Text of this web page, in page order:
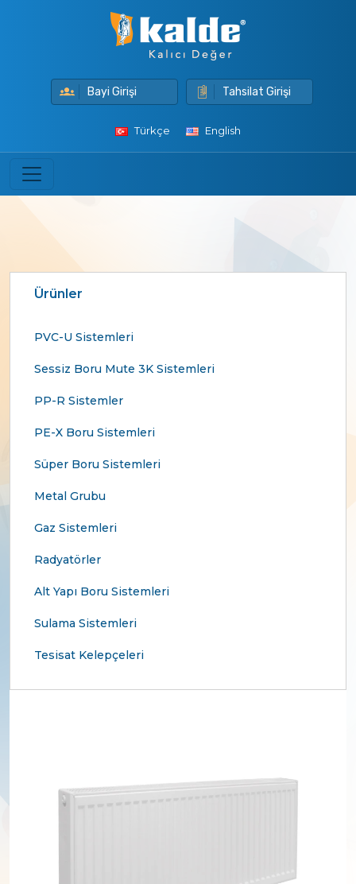
Bayi Girişi Tahsilat Girişi
Türkçe English
Ürünler
PVC-U Sistemleri
Sessiz Boru Mute 3K Sistemleri
PP-R Sistemler
PE-X Boru Sistemleri
Süper Boru Sistemleri
Metal Grubu
Gaz Sistemleri
Radyatörler
Alt Yapı Boru Sistemleri
Sulama Sistemleri
Tesisat Kelepçeleri